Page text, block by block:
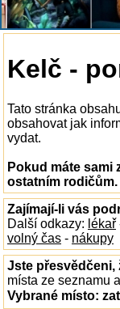
Kelč -
Tato stránka
obsahovat jak
vydat.
Pokud máte sami
ostatním rodičům.
Zajímají-li vás
Další odkazy: lékař
volný čas - nákupy
Jste přesvědčeni,
místa ze seznamu
Vybrané místo: